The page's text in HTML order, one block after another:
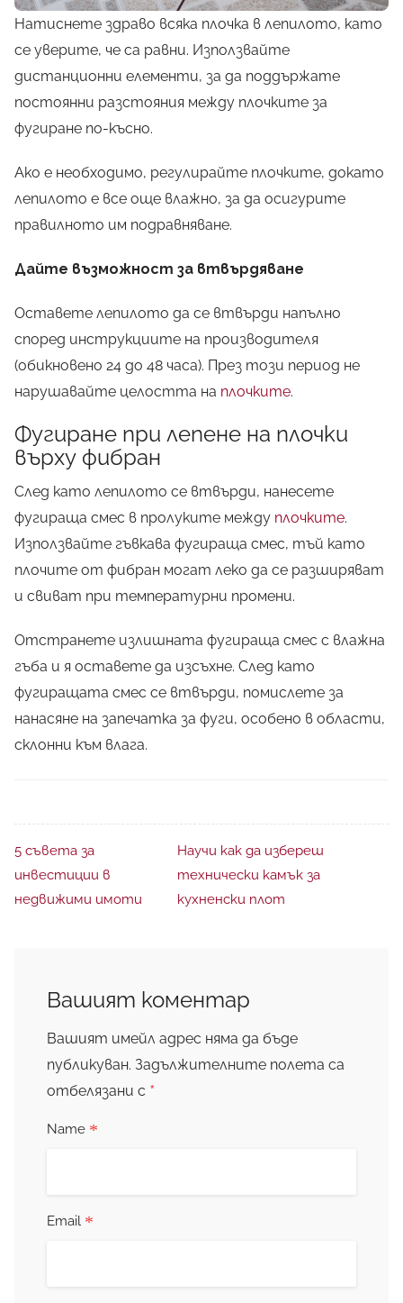
Натиснете здраво всяка плочка в лепилото, като
се уверите, че са равни. Използвайте
дистанционни елементи, за да поддържате
постоянни разстояния между плочките за
фугиране по-късно.
Ако е необходимо, регулирайте плочките, докато
лепилото е все още влажно, за да осигурите
правилното им подравняване.
Дайте възможност за втвърдяване
Оставете лепилото да се втвърди напълно
според инструкциите на производителя
(обикновено 24 до 48 часа). През този период не
нарушавайте целостта на плочките.
Фугиране при лепене на плочки
върху фибран
След като лепилото се втвърди, нанесете
фугираща смес в пролуките между плочките.
Използвайте гъвкава фугираща смес, тъй като
плочите от фибран могат леко да се разширяват
и свиват при температурни промени.
Отстранете излишната фугираща смес с влажна
гъба и я оставете да изсъхне. След като
фугиращата смес се втвърди, помислете за
нанасяне на запечатка за фуги, особено в области,
склонни към влага.
5 съвета за
инвестиции в
недвижими имоти
Научи как да избереш
технически камък за
кухненски плот
Вашият коментар
Вашият имейл адрес няма да бъде
публикуван. Задължителните полета са
отбелязани с *
Name *
Email *